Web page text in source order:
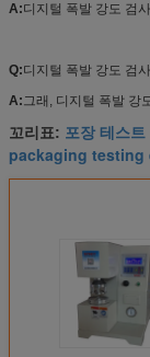
A:디지털 폭발 강도 검
Q:디지털 폭발 강도 검
A:그래, 디지털 폭발 강
꼬리표: 포장 테스트
packaging testing